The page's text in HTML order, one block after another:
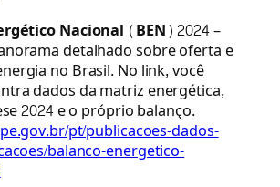
Nacional (BEN) 2024–
detalhado sobre oferta e
no Brasil. No link, você
dados da matriz energética,
2024 e o próprio balanço.
pt/publicacoes-dados-
balanco-energetico-